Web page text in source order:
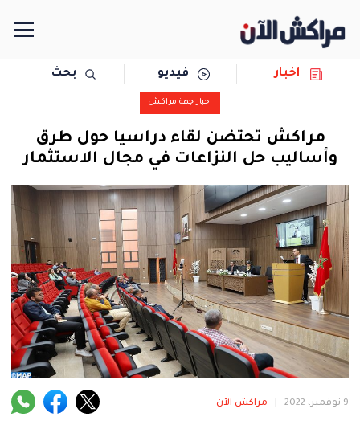
سياسة
رياضة
حوادث
دولية
المرأة
فنية
منوعة
اخبار فيديو بحث
اخبار جهة مراكش
مراكش تحتضن لقاء دراسيا حول طرق
وأساليب حل النزاعات في مجال الاستثمار
9 نوفمبر، 2022 مراكش الآن